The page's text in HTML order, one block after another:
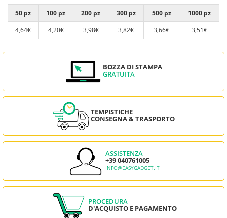
50 pz 100 pz 200 pz 300 pz 500 pz
1000 pz
4,64€
4,20€ 3,98€ 3,82€ 3,66€ 3,51€
BOZZA DI STAMPA
GRATUITA
TEMPISTICHE
CONSEGNA & TRASPORTO
ASSISTENZA
+39 040761005
INFO@EASYGADGET.IT
PROCEDURA
D'ACQUISTO E PAGAMENTO